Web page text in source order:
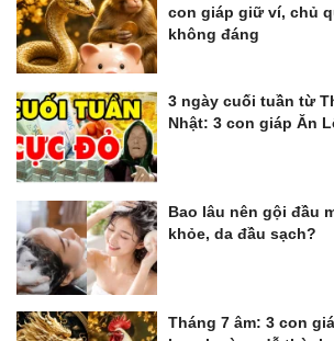
con giáp giữ ví, chủ
không đáng
3 ngày cuối tuần từ
Nhật: 3 con giáp Ăn
Bao lâu nên gội đầu
khỏe, da đầu sạch?
Tháng 7 âm: 3 con